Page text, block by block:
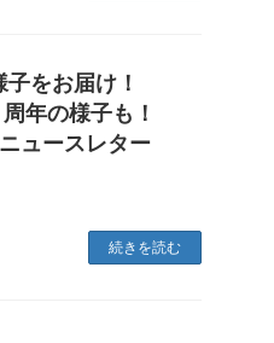
をお届け！
年の様子も！
ュースレター
続きを読む